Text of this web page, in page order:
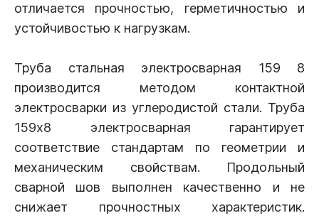
отличается прочностью, герметичностью и
устойчивостью к нагрузкам.
Труба стальная электросварная 159 8
производится методом контактной
электросварки из углеродистой стали. Труба
159х8 электросварная гарантирует
соответствие стандартам по геометрии и
механическим свойствам. Продольный
сварной шов выполнен качественно и не
снижает прочностных характеристик.